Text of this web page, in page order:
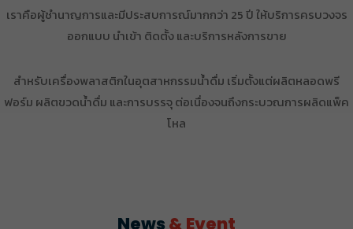
เราคือผู้ชำนาญการและมีประสบการณ์มากกว่า 25 ปี ให้บริการครบวงจร
ออกแบบ นำเข้า ติดตั้ง และบริการหลังการขาย
สำหรับเครื่องพลาสติกในอุตสาหกรรมน้ำดื่ม เริ่มตั้งแต่ผลิตหลอดพรี
ฟอร์ม ผลิตขวดน้ำดื่ม และการบรรจุ ต่อเนื่องจนถึงกระบวณการผลิดแพ็ค
โหล
News & Event